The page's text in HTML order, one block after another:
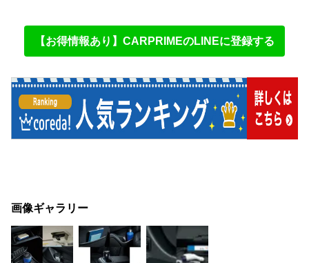
【お得情報あり】CARPRIMEのLINEに登録する
画像ギャラリー